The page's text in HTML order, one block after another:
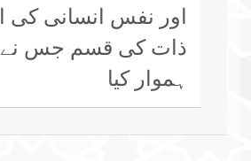
اور نفس انسانی کی
ذات کی قسم جس
ہموار کیا